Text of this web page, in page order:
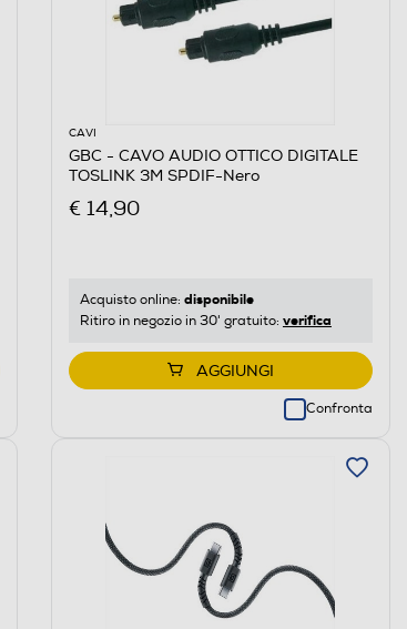
CAVI
GBC - CAVO AUDIO OTTICO DIGITALE
TOSLINK 3M SPDIF-Nero
€ 14,90
Acquisto online: disponibile
Ritiro in negozio in 30' gratuito: verifica
AGGIUNGI
Confronta